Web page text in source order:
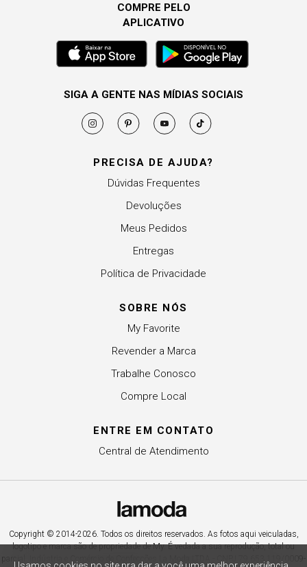
PRECISA DE AJUDA?
Dúvidas Frequentes
Devoluções
Meus Pedidos
Entregas
Política de Privacidade
SOBRE NÓS
My Favorite
Revender a Marca
Trabalhe Conosco
Compre Local
ENTRE EM CONTATO
Central de Atendimento
COMPRE PELO
APLICATIVO
SIGA A GENTE NAS MÍDIAS SOCIAIS
Copyright © 2014-2026. Todos os direitos reservados. As fotos aqui veiculadas,
logotipo e marca são de propriedade de My. É vedada a sua reprodução, total ou
parcial. Indústria e Comércio de Confecções La Moda LTDA - CNPJ 79.653.119/0009-